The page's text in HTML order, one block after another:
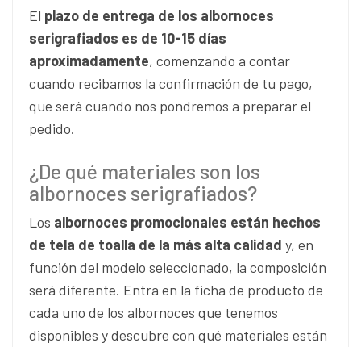
El plazo de entrega de los albornoces
serigrafiados es de 10-15 días
aproximadamente, comenzando a contar
cuando recibamos la confirmación de tu pago,
que será cuando nos pondremos a preparar el
pedido.
¿De qué materiales son los
albornoces serigrafiados?
Los albornoces promocionales están hechos
de tela de toalla de la más alta calidad y, en
función del modelo seleccionado, la composición
será diferente. Entra en la ficha de producto de
cada uno de los albornoces que tenemos
disponibles y descubre con qué materiales están